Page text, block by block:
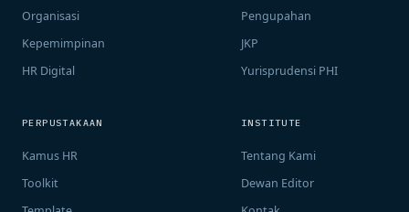
Organisasi
Kepemimpinan
HR Digital
Pengupahan
JKP
Yurisprudensi PHI
PERPUSTAKAAN
Kamus HR
Toolkit
INSTITUTE
Tentang Kami
Dewan Editor